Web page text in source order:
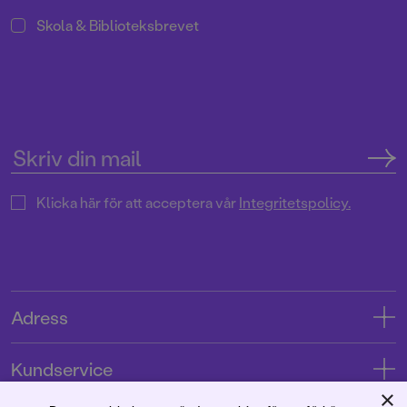
Skola & Biblioteksbrevet
Klicka här för att acceptera vårIntegritetspolicy.
Adress
Kundservice
×